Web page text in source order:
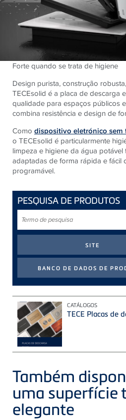
Forte quando se trata de higiene
Design purista, construção
TECEsolid é a placa de descarga
qualidade para espaços públicos
combina resistência e design de
Como dispositivo eletrónico sem
o TECEsolid é particularmente
limpeza e higiene da água
adaptadas de forma rápida e fácil
programável.
PESQUISA DE PRODUTOS
de
pesquisa
CATÁLOGOS
TECE Placas de
Também
uma superfície
elegante